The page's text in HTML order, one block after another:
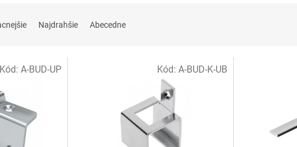
Najdrahšie Abecedne
Kód: A-BUD-UP Kód: A-BUD-K-UB